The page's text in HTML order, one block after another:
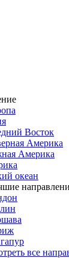
Восток
Америка
Америка
океан
все